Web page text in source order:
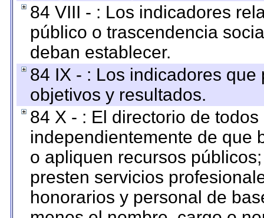
84 VIII - : Los indicadores
público o trascendencia
deban establecer.
84 IX - : Los indicadores
objetivos y resultados.
84 X - : El directorio de
independientemente de que
o apliquen recursos
presten servicios
honorarios y personal de